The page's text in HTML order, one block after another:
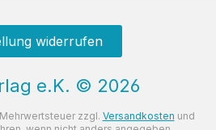
widerrufen
e.K. © 2026
zzgl. Versandkosten und